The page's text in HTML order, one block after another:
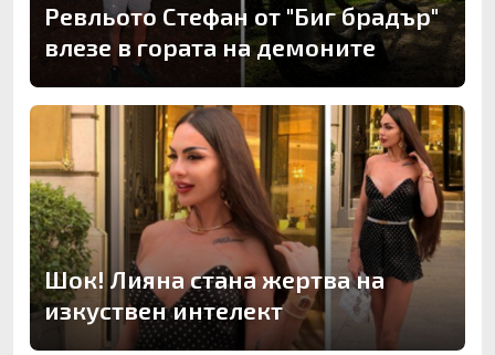
Ревльото Стефан от "Биг брадър"
влезе в гората на демоните
Шок! Лияна стана жертва на
изкуствен интелект